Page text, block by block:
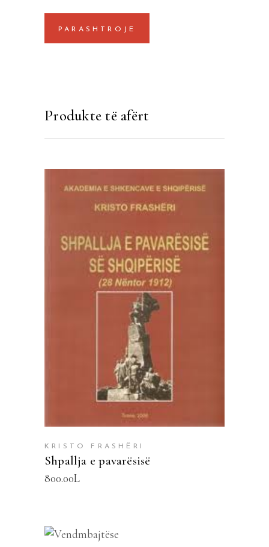
Produkte të afërt
SHTOJE NË SHPORTË
KRISTO FRASHËRI
Shpallja e pavarësisë
800.00L
SHTOJE NË SHPORTË